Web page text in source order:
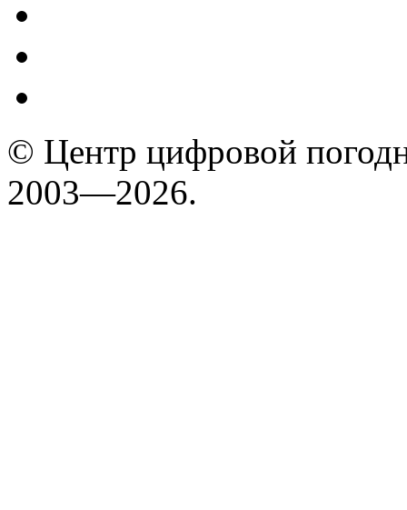
© Центр цифровой
2003—2026.